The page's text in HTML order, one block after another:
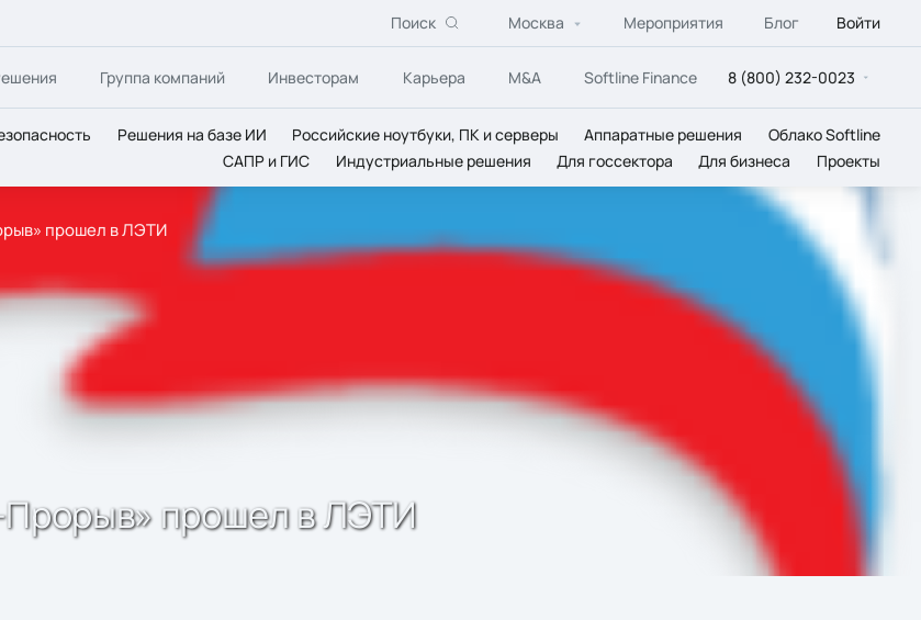
Поиск Москва Мероприятия Блог Войти
Группа компаний Инвесторам Карьера M&A Softline Finance 8 (800) 232-0023
Решения на базе ИИ Российские ноутбуки, ПК и серверы Аппаратные решения
Облако Softline
САПР и ГИС
Индустриальные решения Для госсектора Для бизнеса Проекты
прошел в ЛЭТИ
прошел в ЛЭТИ